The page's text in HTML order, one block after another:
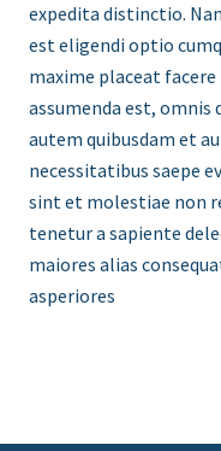
expedita distinctio.
est eligendi optio
maxime placeat
assumenda est, omnis
autem quibusdam et
necessitatibus saepe
sint et molestiae non
tenetur a sapiente
maiores alias
asperiores